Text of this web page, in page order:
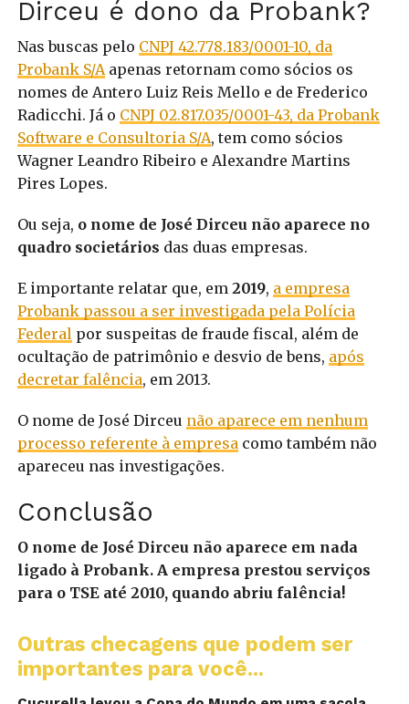
Dirceu é dono da Probank?
Nas buscas pelo CNPJ 42.778.183/0001-10, da
Probank S/Aapenas retornam como sócios os
nomes de Antero Luiz Reis Mello e de Frederico
Radicchi. Já o CNPJ 02.817.035/0001-43, da Probank
Software e Consultoria S/A, tem como sócios
Wagner Leandro Ribeiro e Alexandre Martins
Pires Lopes.
Ou seja, o nome de José Dirceu não aparece no
quadro societários das duas empresas.
E importante relatar que, em 2019, a empresa
Probank passou a ser investigada pela Polícia
Federal por suspeitas de fraude fiscal, além de
ocultação de patrimônio e desvio de bens, após
decretar falência, em 2013.
O nome de José Dirceu não aparece em nenhum
processo referente à empresa como também não
apareceu nas investigações.
Conclusão
O nome de José Dirceu não aparece em nada
ligado à Probank. A empresa prestou serviços
para o TSE até 2010, quando abriu falência!
Outras checagens que podem ser
importantes para você...